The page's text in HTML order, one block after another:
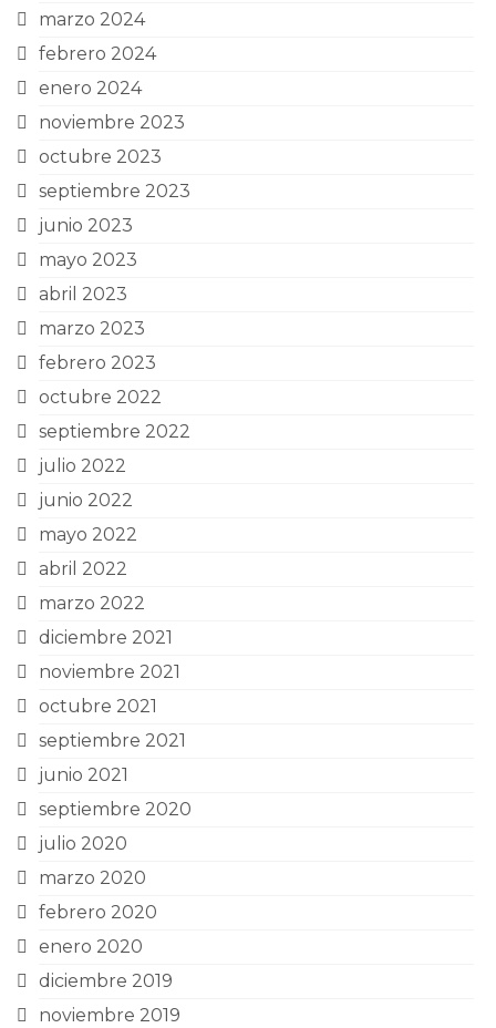
marzo 2024
febrero 2024
enero 2024
noviembre 2023
octubre 2023
septiembre 2023
junio 2023
mayo 2023
abril 2023
marzo 2023
febrero 2023
octubre 2022
septiembre 2022
julio 2022
junio 2022
mayo 2022
abril 2022
marzo 2022
diciembre 2021
noviembre 2021
octubre 2021
septiembre 2021
junio 2021
septiembre 2020
julio 2020
marzo 2020
febrero 2020
enero 2020
diciembre 2019
noviembre 2019